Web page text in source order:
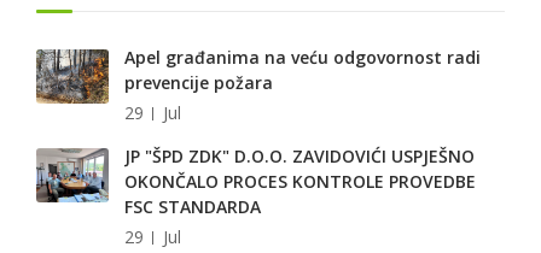
Apel građanima na veću odgovornost radi
prevencije požara
29
Jul
JP "ŠPD ZDK" D.O.O. ZAVIDOVIĆI USPJEŠNO
OKONČALO PROCES KONTROLE PROVEDBE
FSC STANDARDA
29
Jul